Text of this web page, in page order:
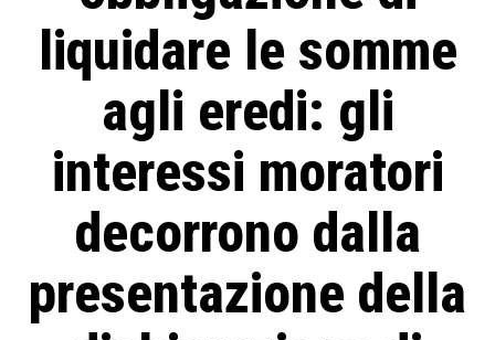
liquidare le somme
agli eredi: gli
interessi moratori
decorrono dalla
presentazione della